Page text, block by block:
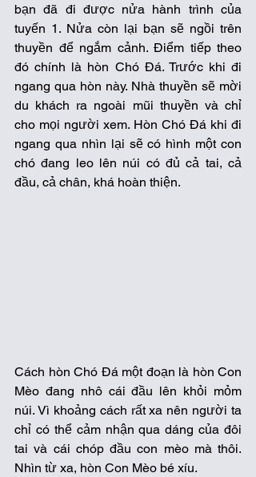
bạn đã đi được nửa hành trình của
tuyến 1. Nửa còn lại bạn sẽ ngồi trên
thuyền để ngắm cảnh. Điểm tiếp theo
đó chính là hòn Chó Đá. Trước khi đi
ngang qua hòn này. Nhà thuyền sẽ mời
du khách ra ngoài mũi thuyền và chỉ
cho mọi người xem. Hòn Chó Đá khi đi
ngang qua nhìn lại sẽ có hình một con
chó đang leo lên núi có đủ cả tai, cả
đầu, cả chân, khá hoàn thiện.
Cách hòn Chó Đá một đoạn là hòn Con
Mèo đang nhô cái đầu lên khỏi mỏm
núi. Vì khoảng cách rất xa nên người ta
chỉ có thể cảm nhận qua dáng của đôi
tai và cái chóp đầu con mèo mà thôi.
Nhìn từ xa, hòn Con Mèo bé xíu.